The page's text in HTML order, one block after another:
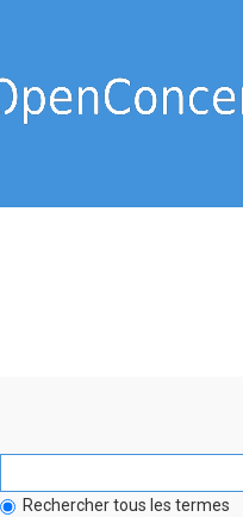
Rechercher tous les termes